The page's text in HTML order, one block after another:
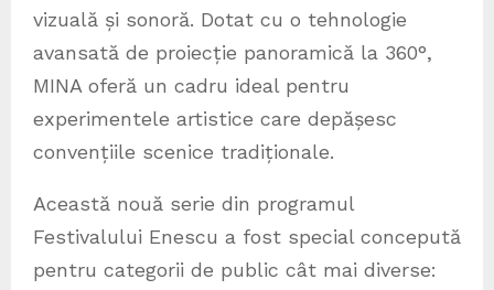
vizuală și sonoră. Dotat cu o tehnologie
avansată de proiecție panoramică la 360°,
MINA oferă un cadru ideal pentru
experimentele artistice care depășesc
convențiile scenice tradiționale.
Această nouă serie din programul
Festivalului Enescu a fost special concepută
pentru categorii de public cât mai diverse: